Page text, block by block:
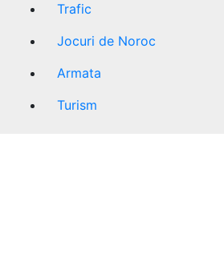
Trafic
Jocuri de Noroc
Armata
Turism